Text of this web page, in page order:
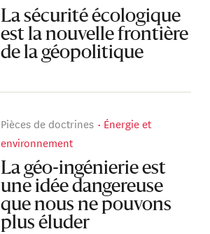
La sécurité écologique
est la nouvelle frontière
de la géopolitique
Pièces de doctrines
Énergie et
environnement
La géo-ingénierie est
une idée dangereuse
que nous ne pouvons
plus éluder